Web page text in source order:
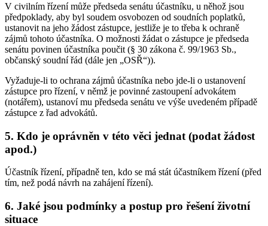
V civilním řízení může předseda senátu účastníku, u něhož jsou
předpoklady, aby byl soudem osvobozen od soudních poplatků,
ustanovit na jeho žádost zástupce, jestliže je to třeba k ochraně
zájmů tohoto účastníka. O možnosti žádat o zástupce je předseda
senátu povinen účastníka poučit (§ 30 zákona č. 99/1963 Sb.,
občanský soudní řád (dále jen „OSŘ“)).
Vyžaduje-li to ochrana zájmů účastníka nebo jde-li o ustanovení
zástupce pro řízení, v němž je povinné zastoupení advokátem
(notářem), ustanoví mu předseda senátu ve výše uvedeném případě
zástupce z řad advokátů.
5. Kdo je oprávněn v této věci jednat (podat žádost
apod.)
Účastník řízení, případně ten, kdo se má stát účastníkem řízení (před
tím, než podá návrh na zahájení řízení).
6. Jaké jsou podmínky a postup pro řešení životní
situace